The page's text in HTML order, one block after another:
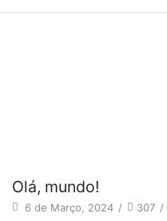
Olá, mundo!
6 de Março, 2024 / 307 /